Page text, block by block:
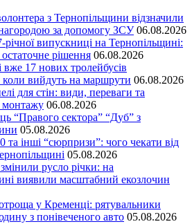
з Тернопільщини відзначили
за допомогу ЗСУ 06.08.2026
випускниці на Тернопільщині:
рішення 06.08.2026
17 нових тролейбусів
коли вийдуть на маршрути 06.08.2026
для стін: види, переваги та
монтажу 06.08.2026
“Правого сектора” “Дуб” з
05.08.2026
та інші “сюрпризи”: чого чекати від
05.08.2026
русло річки: на
виявили масштабний екозлочин
у Кременці: рятувальники
з понівеченого авто 05.08.2026